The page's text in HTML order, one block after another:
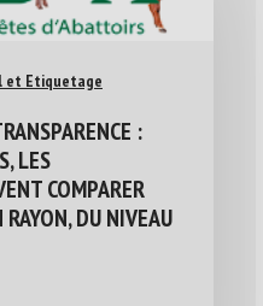
et Etiquetage
:
LES
COMPARER
DU NIVEAU